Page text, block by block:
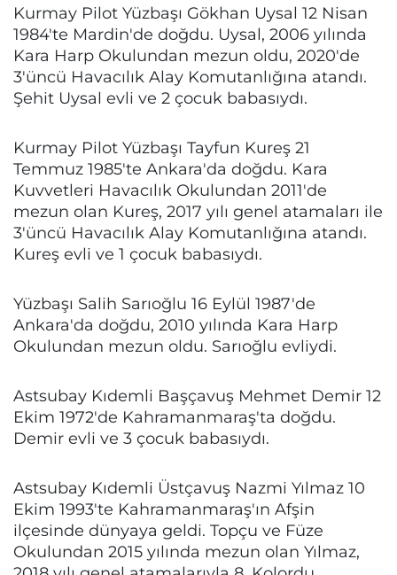
Kurmay Pilot Yüzbaşı Gökhan Uysal 12 Nisan
1984'te Mardin'de doğdu. Uysal, 2006 yılında
Kara Harp Okulundan mezun oldu, 2020'de
3'üncü Havacılık Alay Komutanlığına atandı.
Şehit Uysal evli ve 2 çocuk babasıydı.
Kurmay Pilot Yüzbaşı Tayfun Kureş 21
Temmuz 1985'te Ankara'da doğdu. Kara
Kuvvetleri Havacılık Okulundan 2011'de
mezun olan Kureş, 2017 yılı genel atamaları ile
3'üncü Havacılık Alay Komutanlığına atandı.
Kureş evli ve 1 çocuk babasıydı.
Yüzbaşı Salih Sarıoğlu 16 Eylül 1987'de
Ankara'da doğdu, 2010 yılında Kara Harp
Okulundan mezun oldu. Sarıoğlu evliydi.
Astsubay Kıdemli Başçavuş Mehmet Demir 12
Ekim 1972'de Kahramanmaraş'ta doğdu.
Demir evli ve 3 çocuk babasıydı.
Astsubay Kıdemli Üstçavuş Nazmi Yılmaz 10
Ekim 1993'te Kahramanmaraş'ın Afşin
ilçesinde dünyaya geldi. Topçu ve Füze
Okulundan 2015 yılında mezun olan Yılmaz,